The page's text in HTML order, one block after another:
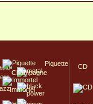
Piquette
Champagne
Immortel
CD